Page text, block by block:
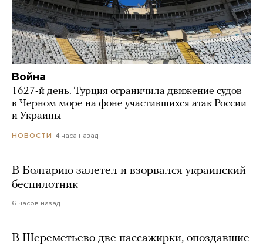
Война
1627-й день. Турция ограничила движение судов
в Черном море на фоне участившихся атак России
и Украины
НОВОСТИ 4 часа назад
В Болгарию залетел и взорвался украинский
беспилотник
6 часов назад
В Шереметьево две пассажирки, опоздавшие